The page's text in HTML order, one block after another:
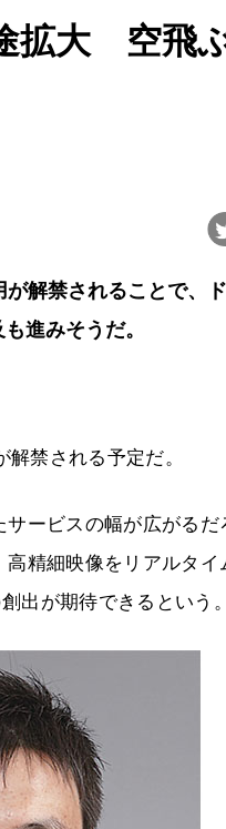
拡大 空飛
解禁されることで、
進みそうだ。
禁される予定だ。
ービスの幅が広がる
精細映像をリアルタイ
出が期待できるという。